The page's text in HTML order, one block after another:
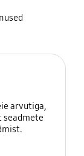
arvutiga,
seadmete